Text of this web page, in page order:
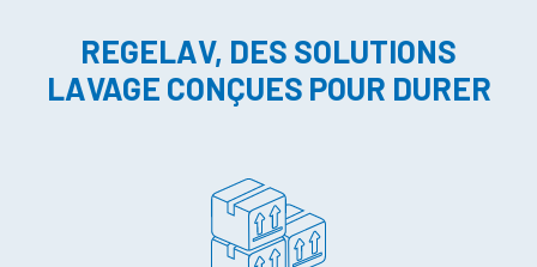
REGELAV, DES SOLUTIONS
LAVAGE CONÇUES POUR DURER